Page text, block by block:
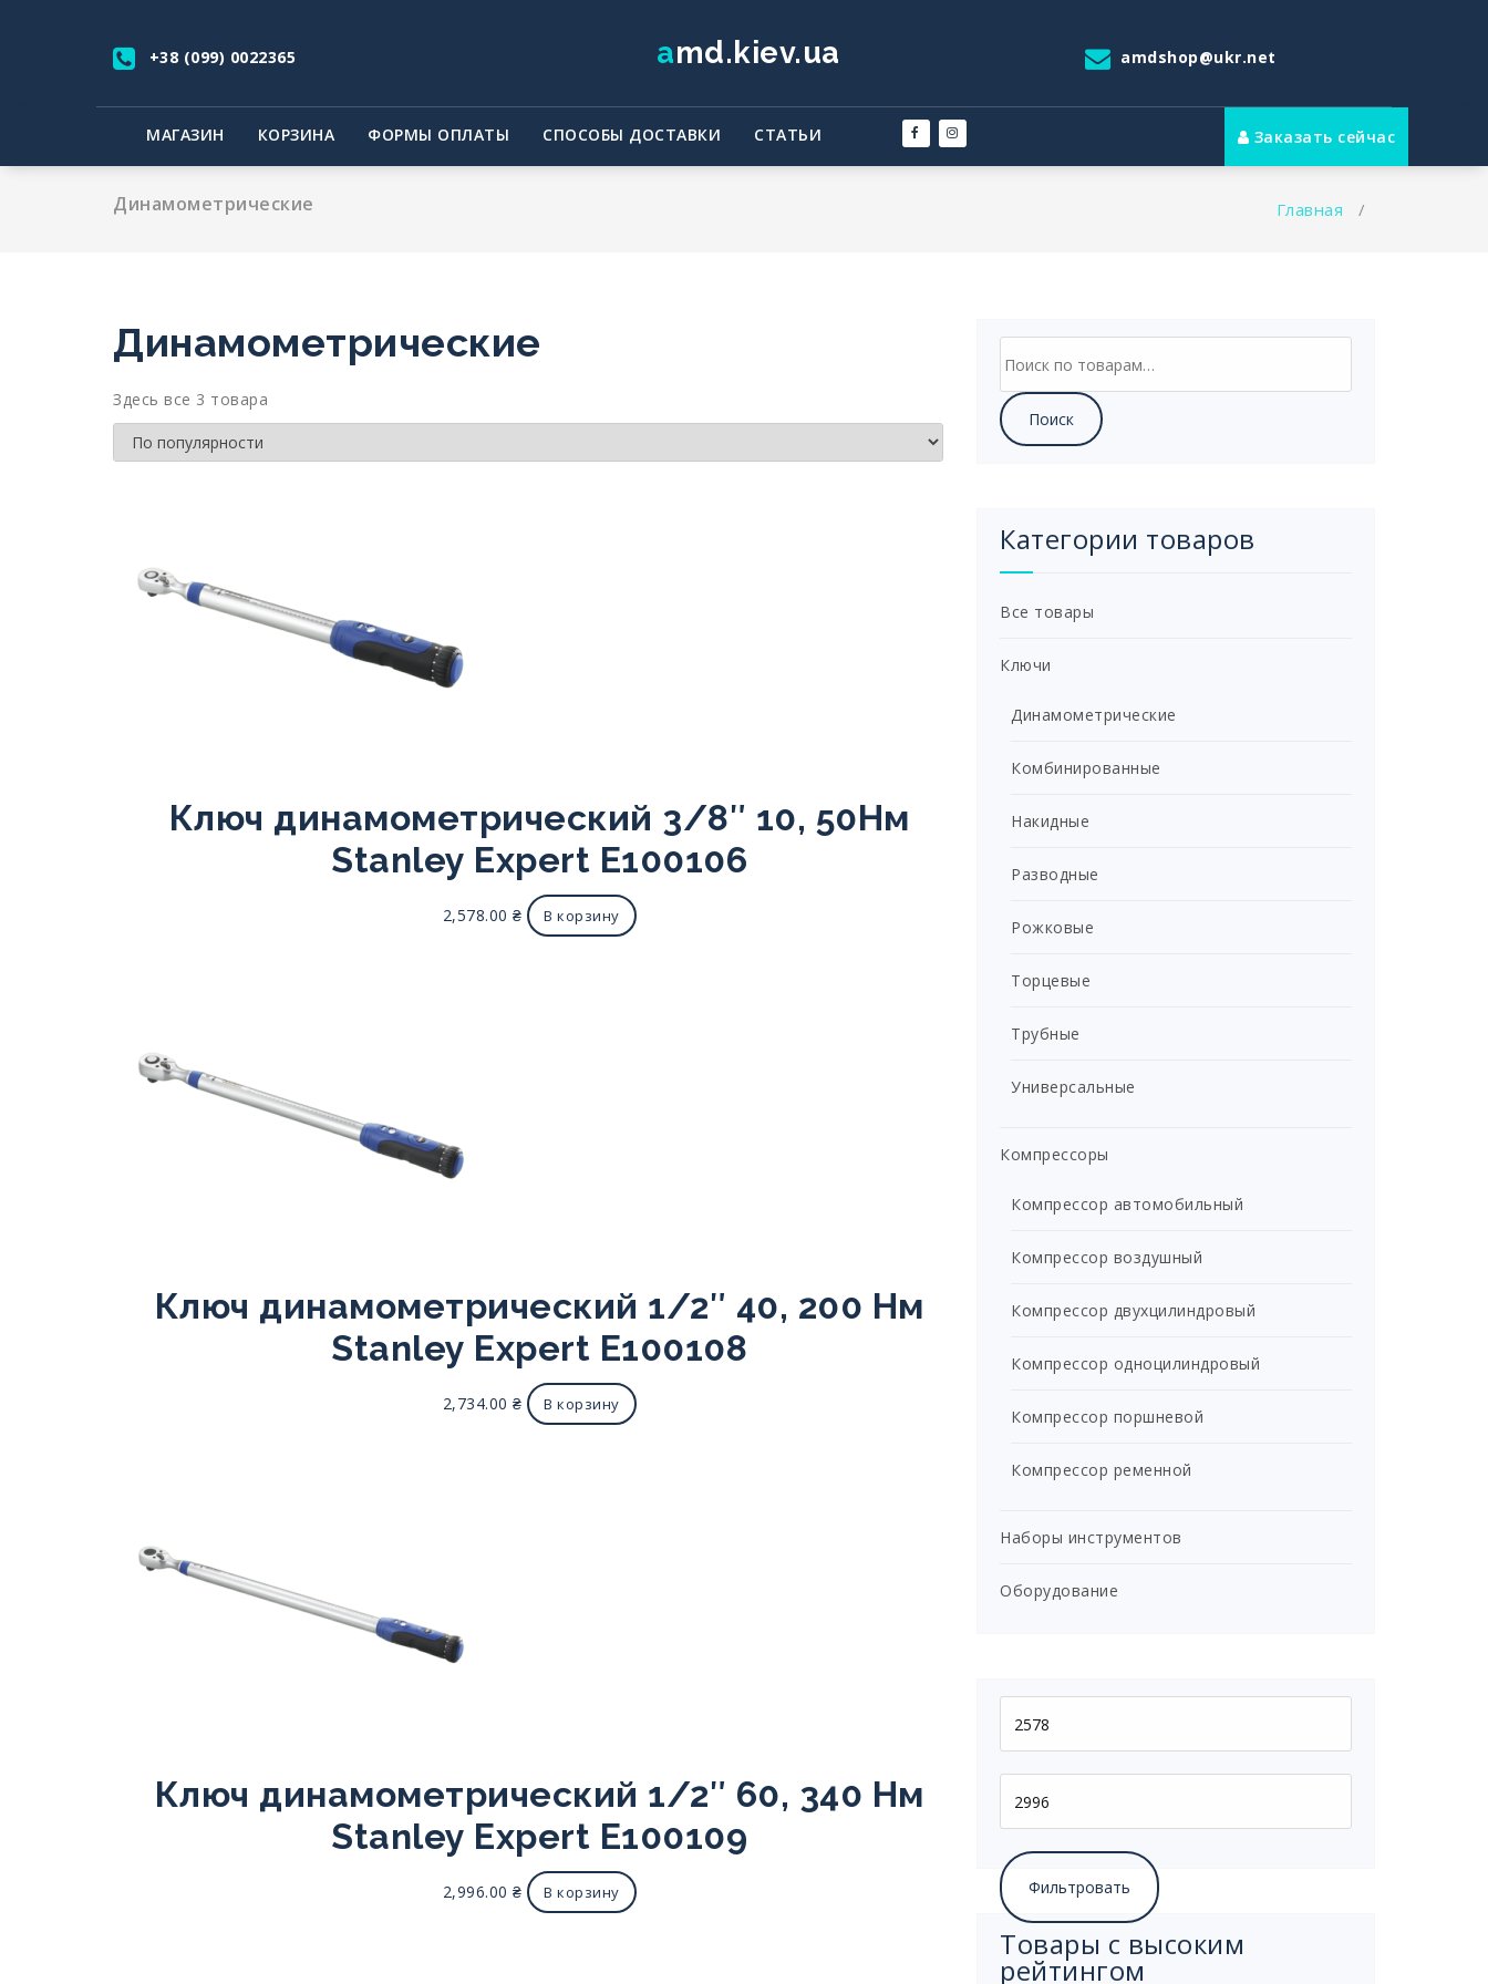
+38 (099) 0022365 amd.kiev.ua amdshop@ukr.net
МАГАЗИН КОРЗИНА ФОРМЫ ОПЛАТЫ СПОСОБЫ ДОСТАВКИ СТАТЬИ Заказать сейчас
Динамометрические Главная /
Динамометрические
Здесь все 3 товара
Ключ динамометрический 3/8″ 10, 50Нм
Stanley Expert E100106
2,578.00 ₴ В корзину
Ключ динамометрический 1/2″ 40, 200 Нм
Stanley Expert E100108
2,734.00 ₴ В корзину
Ключ динамометрический 1/2″ 60, 340 Нм
Stanley Expert E100109
2,996.00 ₴ В корзину
Поиск
Категории товаров
Все товары
Ключи
Динамометрические
Комбинированные
Накидные
Разводные
Рожковые
Торцевые
Трубные
Универсальные
Компрессоры
Компрессор автомобильный
Компрессор воздушный
Компрессор двухцилиндровый
Компрессор одноцилиндровый
Компрессор поршневой
Компрессор ременной
Наборы инструментов
Оборудование
Фильтровать
Товары с высоким
рейтингом